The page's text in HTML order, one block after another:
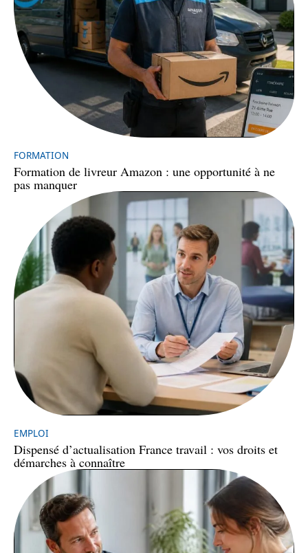
FORMATION
Formation de livreur Amazon : une opportunité à ne
pas manquer
EMPLOI
Dispensé d’actualisation France travail : vos droits et
démarches à connaître